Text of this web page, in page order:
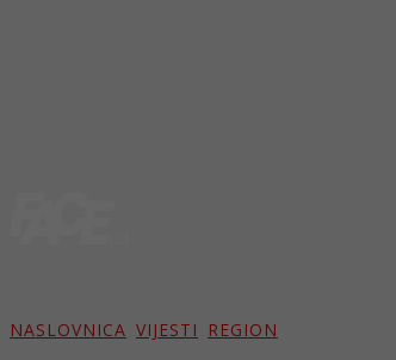
NASLOVNICA VIJESTI REGION